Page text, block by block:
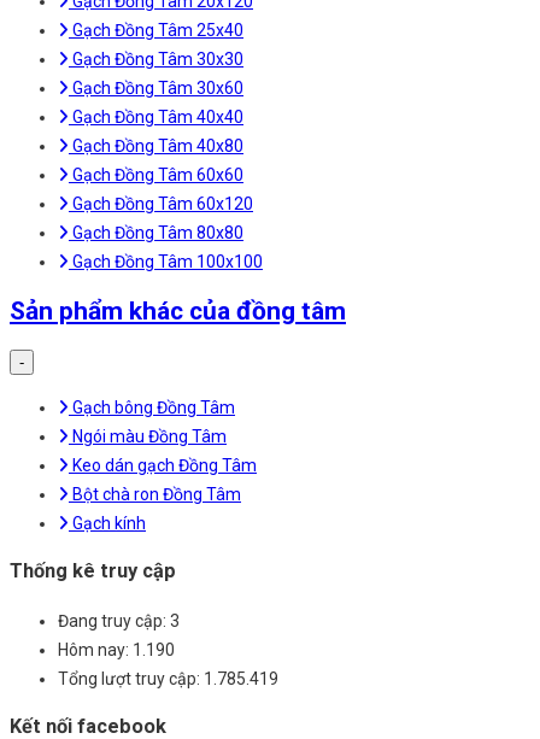
Gạch Đồng Tâm 25x40
Gạch Đồng Tâm 30x30
Gạch Đồng Tâm 30x60
Gạch Đồng Tâm 40x40
Gạch Đồng Tâm 40x80
Gạch Đồng Tâm 60x60
Gạch Đồng Tâm 60x120
Gạch Đồng Tâm 80x80
Gạch Đồng Tâm 100x100
Sản phẩm khác của đồng tâm
-
Gạch bông Đồng Tâm
Ngói màu Đồng Tâm
Keo dán gạch Đồng Tâm
Bột chà ron Đồng Tâm
Gạch kính
Thống kê truy cập
Đang truy cập: 3
Hôm nay: 1.190
Tổng lượt truy cập: 1.785.419
Kết nối facebook